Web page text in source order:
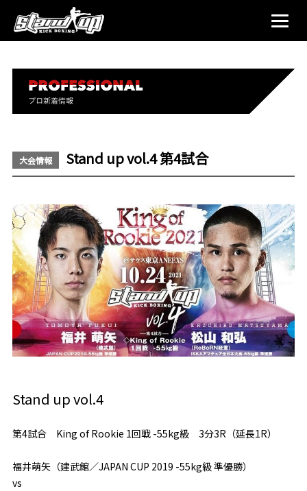
大会情報 Stand up vol.4 第4試合
Stand up vol.4
第4試合 King of Rookie 1回戦 -55kg級 3分3R（延長1R）
福井萌矢（建武館／JAPAN CUP 2019 -55kg級 準優勝）
vs